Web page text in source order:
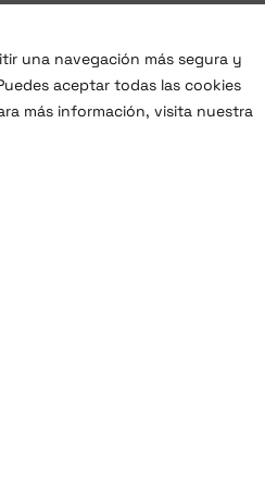
una navegación más segura y
aceptar todas las cookies
más información, visita nuestra